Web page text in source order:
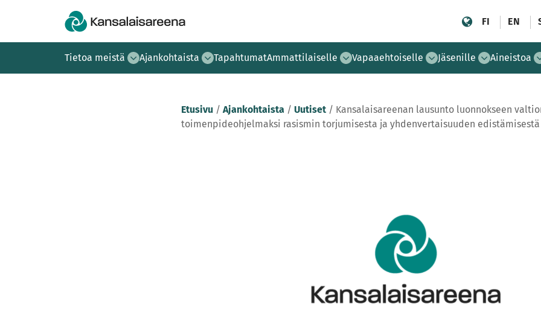
FI EN
Tietoa meistä Ajankohtaista TapahtumatAmmattilaiselle Vapaaehtoiselle Jäsenille Aineistoa
Etusivu /Ajankohtaista /Uutiset / Kansalaisareenan lausunto luonnokseen
toimenpideohjelmaksi rasismin torjumisesta ja yhdenvertaisuuden edistämisestä